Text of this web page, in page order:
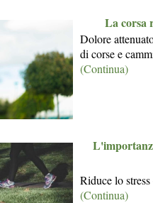
La corsa
Dolore
di corse e
(Continua)
Riduce lo
(Continua)